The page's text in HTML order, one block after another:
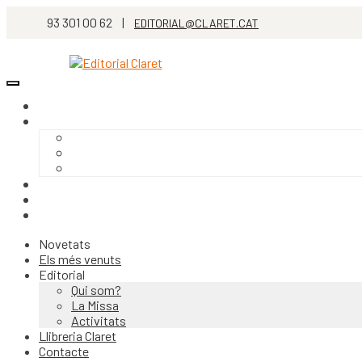
93 301 00 62 | EDITORIAL@CLARET.CAT
Novetats
Els més venuts
Editorial
Qui som?
La Missa
Activitats
Llibreria Claret
Contacte